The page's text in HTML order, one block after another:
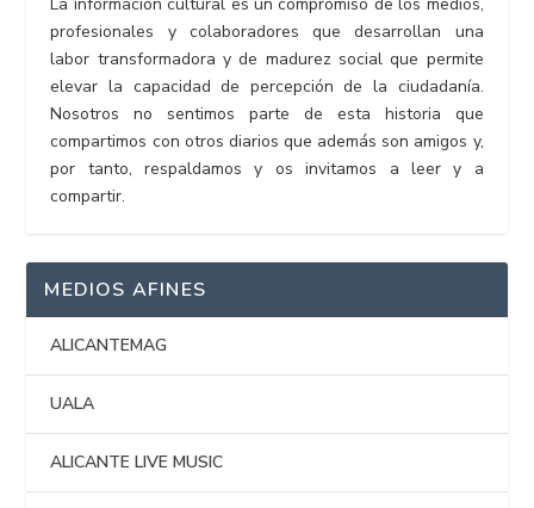
La información cultural es un compromiso de los medios,
profesionales y colaboradores que desarrollan una
labor transformadora y de madurez social que permite
elevar la capacidad de percepción de la ciudadanía.
Nosotros no sentimos parte de esta historia que
compartimos con otros diarios que además son amigos y,
por tanto, respaldamos y os invitamos a leer y a
compartir.
MEDIOS AFINES
ALICANTEMAG
UALA
ALICANTE LIVE MUSIC